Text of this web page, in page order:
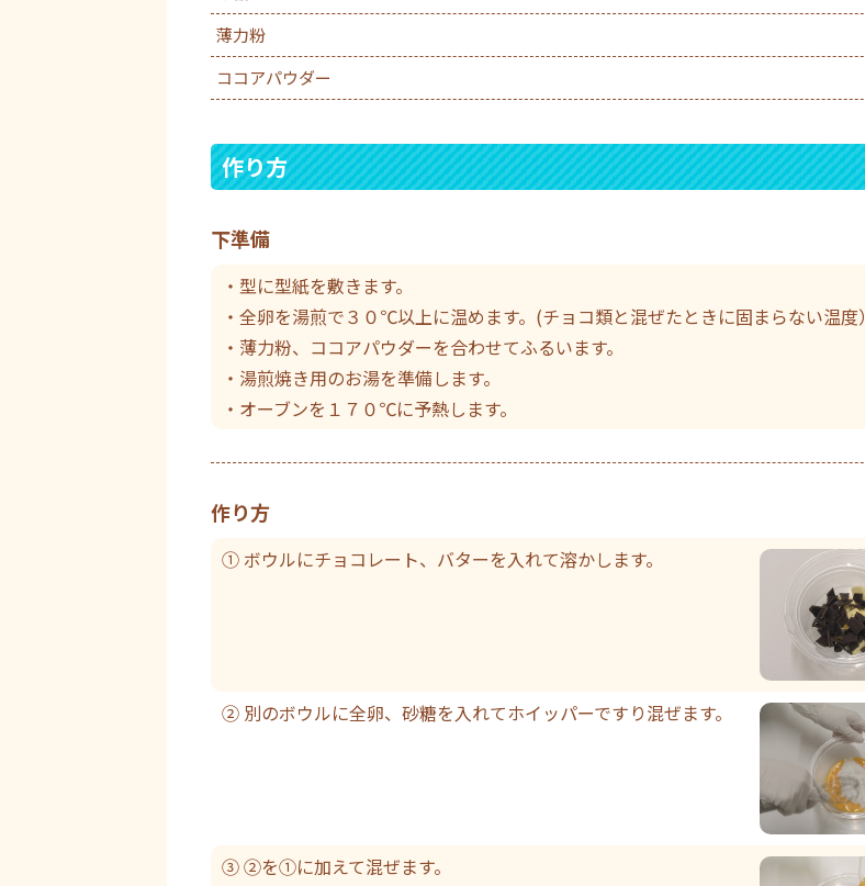
薄力粉
ココアパウダー
作り方
下準備
・型に型紙を敷きます。
・全卵を湯煎で３０℃以上に温めます。(チョコ類と混ぜたときに固まらない温度）
・薄力粉、ココアパウダーを合わせてふるいます。
・湯煎焼き用のお湯を準備します。
・オーブンを１７０℃に予熱します。
作り方
① ボウルにチョコレート、バターを入れて溶かします。
② 別のボウルに全卵、砂糖を入れてホイッパーですり混ぜます。
③ ②を①に加えて混ぜます。